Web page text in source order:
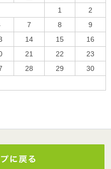
1
2
7 8
9
14 15
16
21 22
23
28 29
30